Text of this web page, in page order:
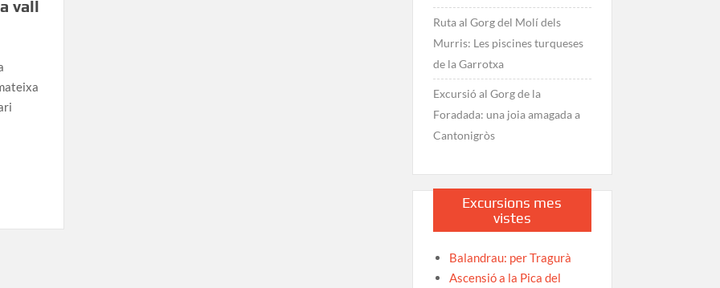
vall
Ruta al Gorg del Molí dels
Murris: Les piscines turqueses
de la Garrotxa
Excursió al Gorg de la
Foradada: una joia amagada a
Cantonigròs
Excursions mes
vistes
Balandrau: per Tragurà
Ascensió a la Pica del